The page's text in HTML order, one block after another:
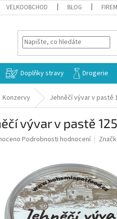
VELKOOBCHOD BLOG
Doplňky stravy Drogerie
Konzervy Jehněčí vývar v pastě
vývar v pastě
Podrobnosti hodnocení